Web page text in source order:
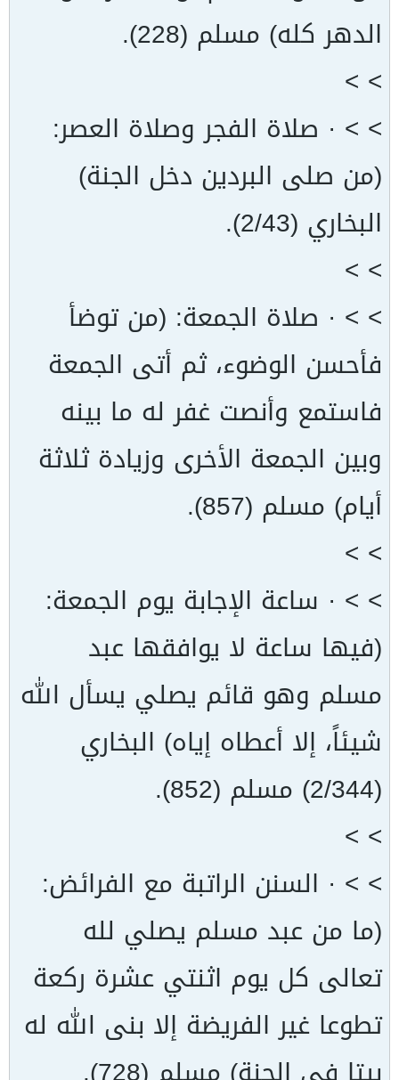
الدهر كله) مسلم (228).
> >
> > · صلاة الفجر وصلاة العصر:
(من صلى البردين دخل الجنة)
البخاري (2/43).
> >
> > · صلاة الجمعة: (من توضأ
فأحسن الوضوء، ثم أتى الجمعة
فاستمع وأنصت غفر له ما بينه
وبين الجمعة الأخرى وزيادة ثلاثة
أيام) مسلم (857).
> >
> > · ساعة الإجابة يوم الجمعة:
(فيها ساعة لا يوافقها عبد
مسلم وهو قائم يصلي يسأل الله
شيئاً، إلا أعطاه إياه) البخاري
(2/344) مسلم (852).
> >
> > · السنن الراتبة مع الفرائض:
(ما من عبد مسلم يصلي لله
تعالى كل يوم اثنتي عشرة ركعة
تطوعا غير الفريضة إلا بنى الله له